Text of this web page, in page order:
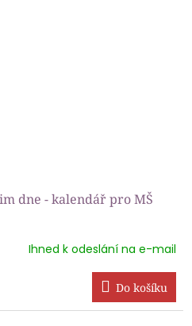
dne - kalendář pro MŠ
Ihned k odeslání na e-mail
Do košíku